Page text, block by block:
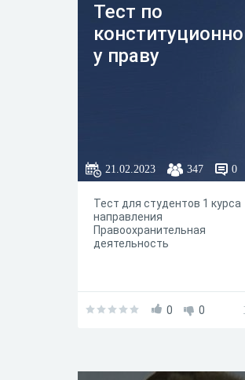
Тест по
у праву
21.02.2023 347 0
Тест для студентов 1 курса
направления
Правоохранительная
деятельность
0 0